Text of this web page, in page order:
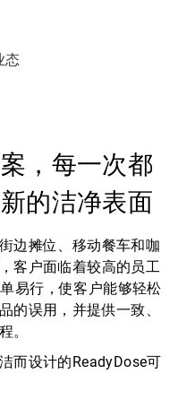
态
，每一次都
的洁净表面
边摊位、移动餐车和咖
客户面临着较高的员工
易行，使客户能够轻松
的误用，并提供一致、
。
而设计的ReadyDose可